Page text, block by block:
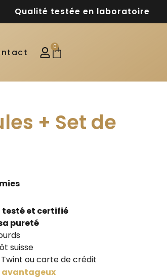
Qualité testée en laboratoire
0
+ Set de
testé et certifié
pureté
suisse
ou carte de crédit
avantageux